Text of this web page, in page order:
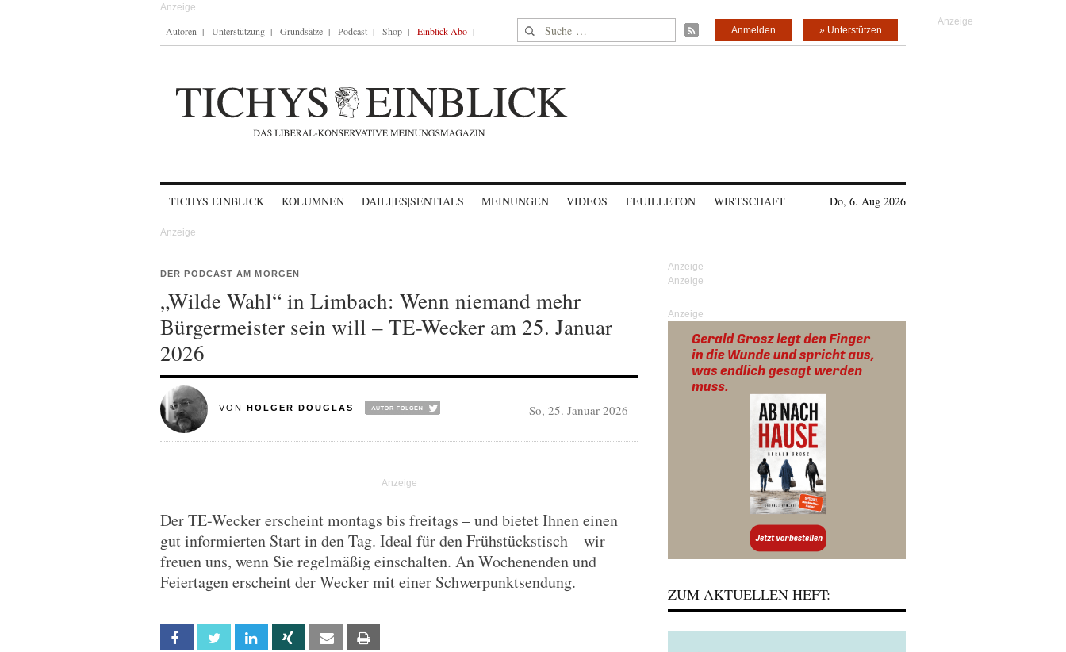
Autoren Unterstützung Grundsätze Podcast Shop Einblick-Abo Suche nach: » Unterstützen
Anmelden
TICHYS EINBLICK KOLUMNEN DAILI|ES|SENTIALS MEINUNGEN VIDEOS FEUILLETON WIRTSCHAFT Do, 6. Aug 2026
DER PODCAST AM MORGEN
„Wilde Wahl“ in Limbach: Wenn niemand mehr
Bürgermeister sein will – TE-Wecker am 25. Januar
2026
VON HOLGER DOUGLAS So, 25. Januar 2026
Der TE-Wecker erscheint montags bis freitags – und bietet Ihnen einen
gut informierten Start in den Tag. Ideal für den Frühstückstisch – wir
freuen uns, wenn Sie regelmäßig einschalten. An Wochenenden und
Feiertagen erscheint der Wecker mit einer Schwerpunktsendung.
Facebook Twitter Linkedin Xing Email
Anzeige
ZUM AKTUELLEN HEFT: